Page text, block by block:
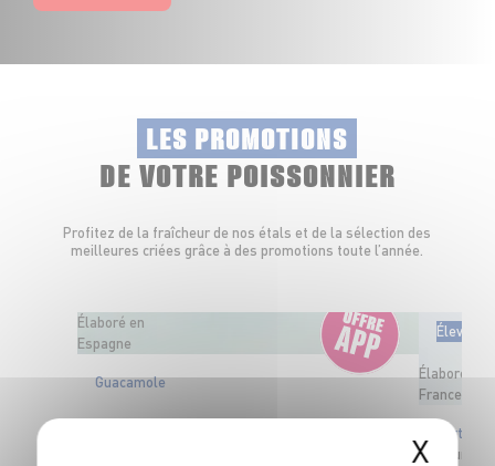
LES PROMOTIONS
DE VOTRE POISSONNIER
Profitez de la fraîcheur de nos étals et de la sélection des
meilleures criées grâce à des promotions toute l’année.
Élaboré en
Espagne
Guacamole
OFFRE APP
Élevé en
Élaboré en
France
Tartare
X